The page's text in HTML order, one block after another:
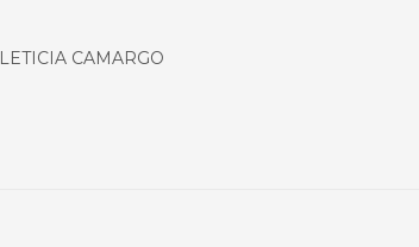
LETICIA CAMARGO